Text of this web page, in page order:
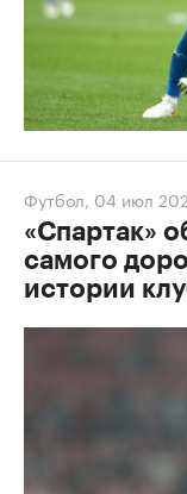
Футбол, 04 июл
«Спартак»
самого
истории